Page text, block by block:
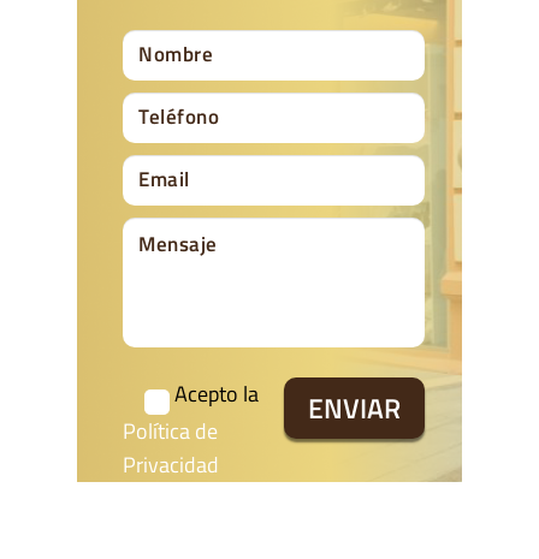
Acepto la
Política de
Privacidad